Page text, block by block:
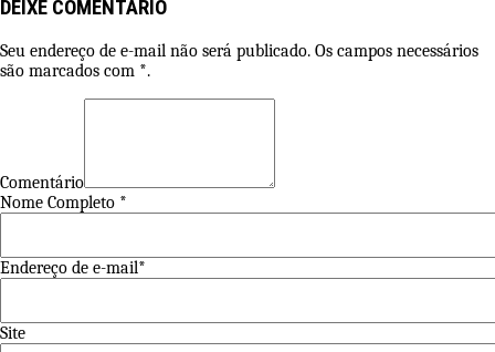
Post
DEIXE COMENTÁRIO
Seu endereço de e-mail não será publicado. Os campos necessários
são marcados com *.
Comentário
Nome Completo *
Endereço de e-mail*
Site